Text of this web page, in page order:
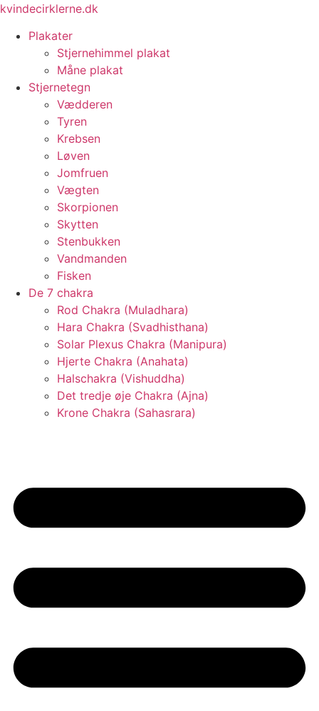
Videre
indhold
kvindecirklerne.dk
Plakater
Stjernehimmel plakat
Måne plakat
Stjernetegn
Vædderen
Tyren
Krebsen
Løven
Jomfruen
Vægten
Skorpionen
Skytten
Stenbukken
Vandmanden
Fisken
De 7 chakra
Rod Chakra (Muladhara)
Hara Chakra (Svadhisthana)
Solar Plexus Chakra (Manipura)
Hjerte Chakra (Anahata)
Halschakra (Vishuddha)
Det tredje øje Chakra (Ajna)
Krone Chakra (Sahasrara)